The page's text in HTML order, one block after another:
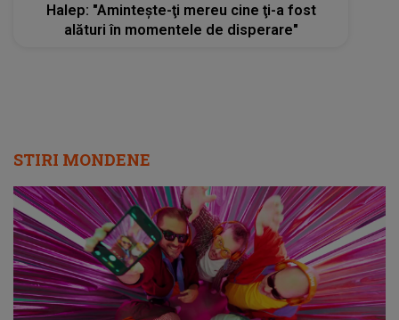
Halep: "Aminteşte-ţi mereu cine ţi-a fost
alături în momentele de disperare"
STIRI MONDENE